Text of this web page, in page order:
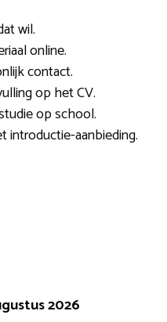
wil.
online.
contact.
op het CV.
op school.
introductie-aanbieding.
2026